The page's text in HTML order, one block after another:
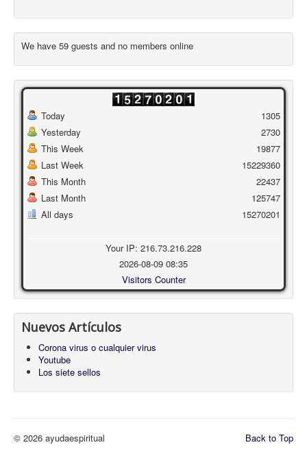
We have 59 guests and no members online
Today
Yesterday
This Week
Last Week
This Month
Last Month
All days
1305
2730
19877
15229360
22437
125747
15270201
Your IP: 216.73.216.228
2026-08-09 08:35
Visitors Counter
Nuevos Artículos
Corona virus o cualquier virus
Youtube
Los siete sellos
Back to Top
© 2026 ayudaespiritual